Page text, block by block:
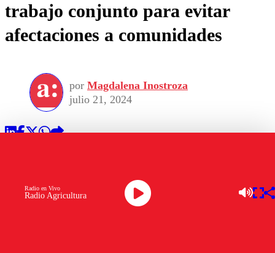
trabajo conjunto para evitar
afectaciones a comunidades
por Magdalena Inostroza
julio 21, 2024
Radio Agricultura
Radio en Vivo